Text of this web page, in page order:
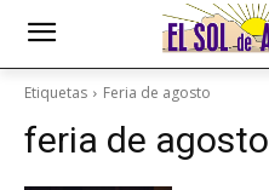
Etiquetas Feria de agosto
feria de agosto